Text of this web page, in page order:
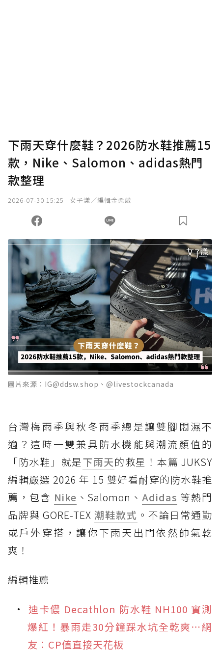
下雨天穿什麼鞋？2026防水鞋推薦15
款，Nike、Salomon、adidas熱門
款整理
2026-07-30 15:25 女子漾／編輯金柔葳
圖片來源：IG@ddsw.shop、@livestockcanada
台灣梅雨季與秋冬雨季總是讓雙腳悶濕不
適？這時一雙兼具防水機能與潮流顏值的
「防水鞋」就是下雨天的救星！本篇 JUKSY
編輯嚴選 2026 年 15 雙好看耐穿的防水鞋推
薦，包含 Nike 、Salomon、Adidas 等熱門
品牌與 GORE-TEX 潮鞋款式 。不論日常通勤
或戶外穿搭，讓你下雨天出門依然帥氣乾
爽！
編輯推薦
迪卡儂 Decathlon 防水鞋 NH100 實測
爆紅！暴雨走30分鐘踩水坑全乾爽⋯網
友：CP值直接天花板